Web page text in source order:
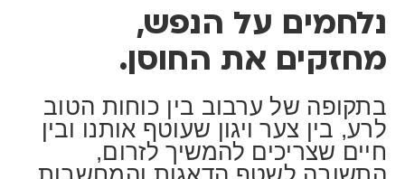
נלחמים על הנפש,
מחזקים את החוסן.
בתקופה של ערבוב בין כוחות הטוב
לרע, בין צער ויגון שעוטף אותנו ובין
חיים שצריכים להמשיך לזרום,